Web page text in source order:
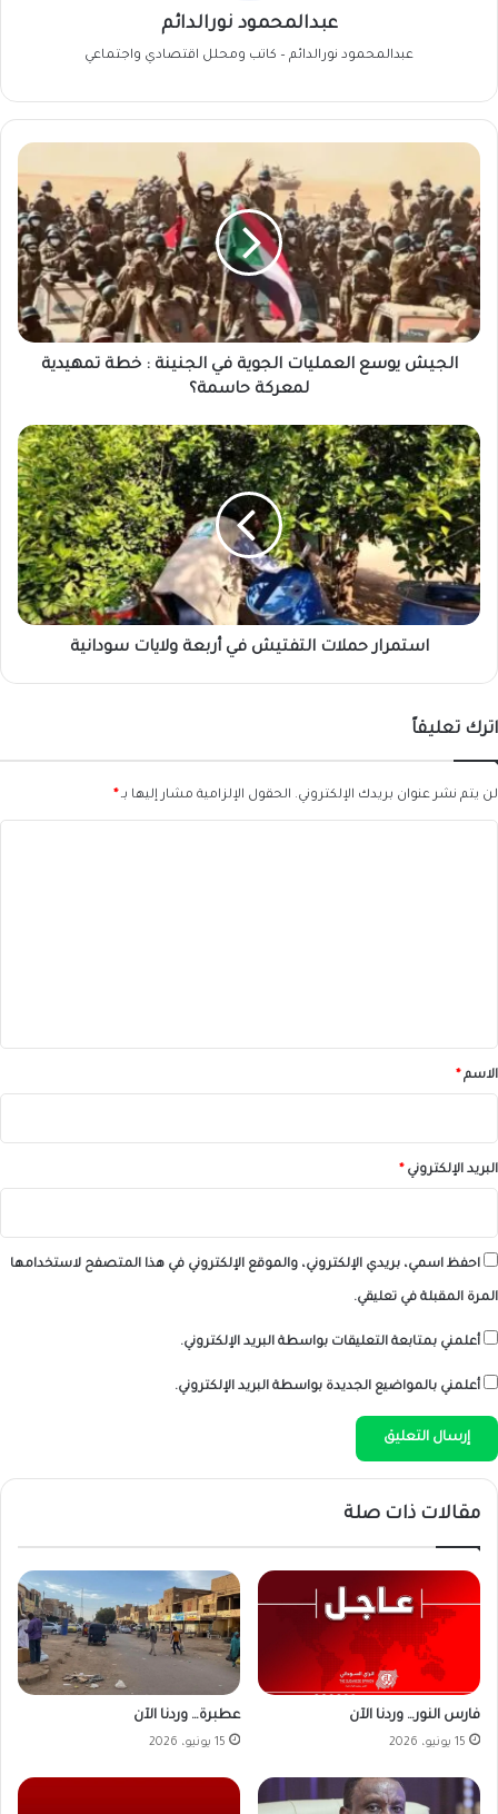
عبدالمحمود نورالدائم
عبدالمحمود نورالدائم – كاتب ومحلل اقتصادي واجتماعي
الجيش
العمليات
الجوية
في
الجنينة
:
خطة
تمهيدية
لمعركةالجيش يوسع العمليات الجوية في الجنينة : خطة تمهيدية
لمعركة حاسمة؟
استمرار
حملات
التفتيش
في
أربعة
ولايات
سودانية
استمرار حملات التفتيش في أربعة ولايات سودانية
اترك تعليقاً
لن يتم نشر عنوان بريدك الإلكتروني. الحقول الإلزامية مشار إليها بـ*
*الاسم*
البريد الإلكتروني*
احفظ اسمي، بريدي الإلكتروني، والموقع الإلكتروني في هذا المتصفح لاستخدامها
المرة المقبلة في تعليقي.
أعلمني بمتابعة التعليقات بواسطة البريد الإلكتروني.
أعلمني بالمواضيع الجديدة بواسطة البريد الإلكتروني.
مقالات ذات صلة
فارس النور… وردنا الآن
15 يونيو، 2026
عطبرة… وردنا الآن
15 يونيو، 2026